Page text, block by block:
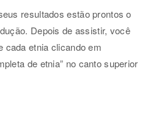
resultados estão prontos o
Depois de assistir, você
cada etnia clicando em
de etnia” no canto superior